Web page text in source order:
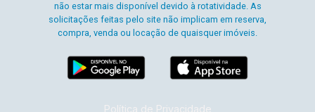
não estar mais disponível devido à rotatividade. As
solicitações feitas pelo site não implicam em reserva,
compra, venda ou locação de quaisquer imóveis.
Política de Privacidade